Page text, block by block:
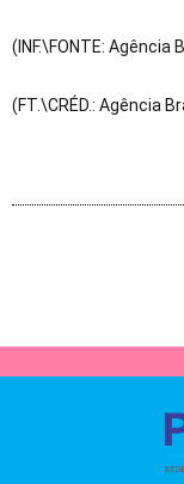
(INF.\FONTE: Agência
(FT.\CRÉD.: Agência